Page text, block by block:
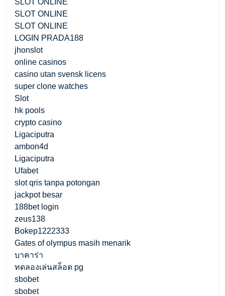
SLOT ONLINE
SLOT ONLINE
LOGIN PRADA188
jhonslot
online casinos
casino utan svensk licens
super clone watches
Slot
hk pools
crypto casino
Ligaciputra
ambon4d
Ligaciputra
Ufabet
slot qris tanpa potongan
jackpot besar
188bet login
zeus138
Bokep1222333
Gates of olympus masih menarik
บาคาร่า
ทดลองเล่นสล็อต pg
sbobet
sbobet